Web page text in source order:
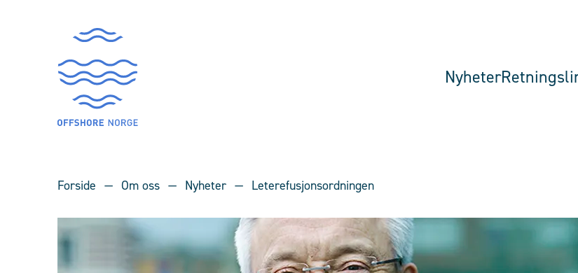
Nyheter
Forside Om oss Nyheter Leterefusjonsordningen